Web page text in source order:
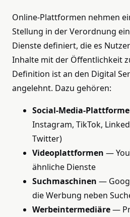
Online-Plattformen nehmen
Stellung in der Verordnung
Dienste definiert, die es
Inhalte mit der Öffentlichkeit
Definition ist an den Digital
angelehnt. Dazu gehören:
Social-Media-
Instagram, TikTok,
Twitter)
Videoplattformen —
ähnliche Dienste
Suchmaschinen —
die Werbung neben
Werbeintermediäre—